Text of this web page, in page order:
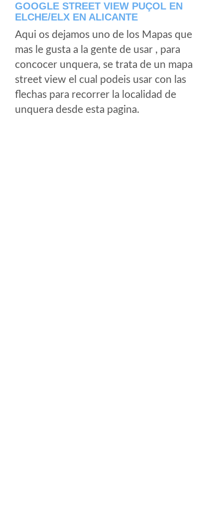
GOOGLE STREET VIEW PUÇOL EN
ELCHE/ELX EN ALICANTE
Aqui os dejamos uno de los Mapas que
mas le gusta a la gente de usar , para
concocer unquera, se trata de un mapa
street view el cual podeis usar con las
flechas para recorrer la localidad de
unquera desde esta pagina.